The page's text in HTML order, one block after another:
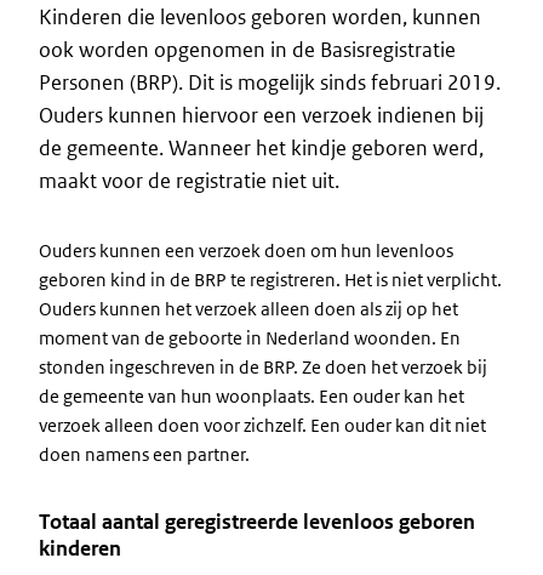
Kinderen die levenloos geboren worden, kunnen
ook worden opgenomen in de Basisregistratie
Personen (BRP). Dit is mogelijk sinds februari 2019.
Ouders kunnen hiervoor een verzoek indienen bij
de gemeente. Wanneer het kindje geboren werd,
maakt voor de registratie niet uit.
Ouders kunnen een verzoek doen om hun levenloos
geboren kind in de BRP te registreren. Het is niet verplicht.
Ouders kunnen het verzoek alleen doen als zij op het
moment van de geboorte in Nederland woonden. En
stonden ingeschreven in de BRP. Ze doen het verzoek bij
de gemeente van hun woonplaats. Een ouder kan het
verzoek alleen doen voor zichzelf. Een ouder kan dit niet
doen namens een partner.
Totaal aantal geregistreerde levenloos geboren
kinderen